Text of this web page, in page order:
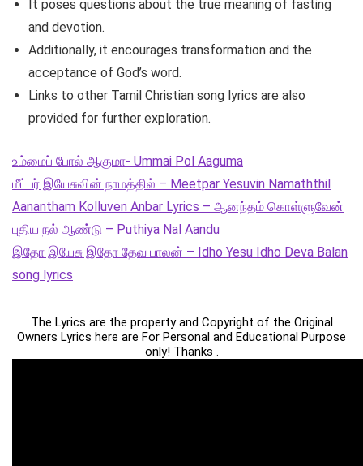
It poses questions about the true meaning of fasting
and devotion.
Additionally, it encourages transformation and the
acceptance of God’s word.
Links to other Tamil Christian song lyrics are also
provided for further exploration.
உம்மைப் போல் ஆகுமா- Ummai Pol Aaguma
மீட்பர் இயேசுவின் நாமத்தில் – Meetpar Yesuvin Namaththil
Aanantham Kolluven Anbar Lyrics – ஆனந்தம் கொள்ளுவேன்
புதிய நல் ஆண்டு – Puthiya Nal Aandu
இதோ இயேசு இதோ தேவ பாலன் – Idho Yesu Idho Deva Balan
song lyrics
The Lyrics are the property and Copyright of the Original
Owners Lyrics here are For Personal and Educational Purpose
only! Thanks .